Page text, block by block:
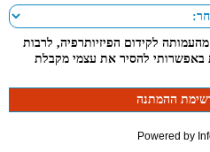
לקידום הפיזיותרפיה, לרבות
באפשרותי להסיר את עצמי מקבלת
Powered by